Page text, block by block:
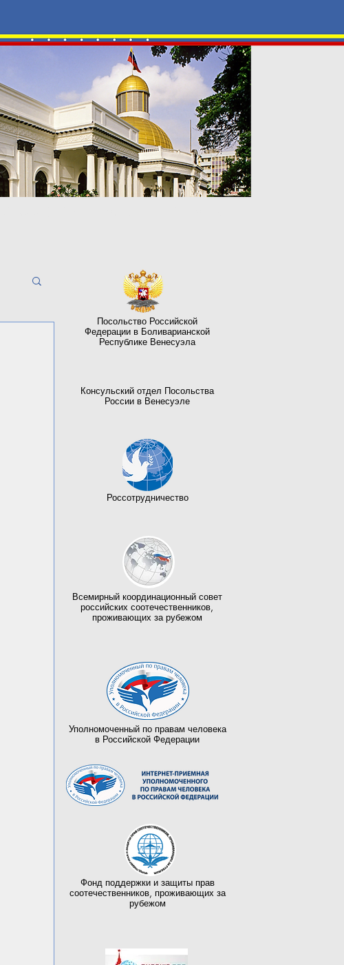
Консульский отдел Посольства
России в Венесуэле
Россотрудничество
Всемирный координационный совет
российских соотечественников,
проживающих за рубежом
Фонд поддержки и защиты прав
соотечественников, проживающих за
рубежом
Посольство Российской
Федерации в Боливарианской
Республике Венесуэла
Уполномоченный по правам человека
в Российской Федерации